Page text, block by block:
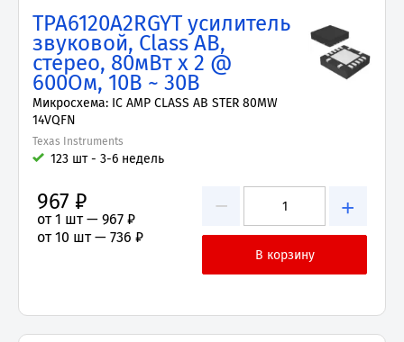
TPA6120A2RGYT усилитель
звуковой, Class AB,
стерео, 80мВт x 2 @
600Ом, 10В ~ 30В
Микросхема: IC AMP CLASS AB STER 80MW
14VQFN
Texas Instruments
123 шт - 3-6 недель
− +
967 ₽
от 1 шт — 967 ₽
от 10 шт — 736 ₽